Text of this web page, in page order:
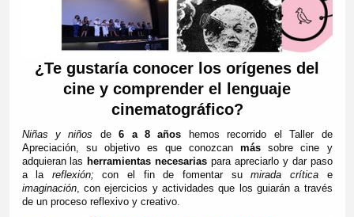
¿Te gustaría conocer los orígenes del
cine y comprender el lenguaje
cinematográfico?
Niñas y niños de6 a 8 años hemos recorrido el Taller de
Apreciación, su objetivo es que conozcanmássobre cine y
adquieran las herramientas necesarias para apreciarlo y dar paso
a la reflexión; con el fin de fomentar sumirada críticae
imaginación, con ejercicios y actividades que los guiarán a través
de un proceso reflexivo y creativo.